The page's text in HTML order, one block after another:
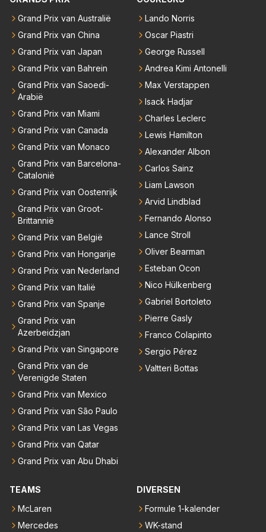
p dat RBR een verlenging van dat contract wil want
dat maakt sponsorcontracten een stuk makkelijker
maar ik snap nog beter dat Max voor zichzelf geen
enkele deur wil dichtgooien, zeker niet met deze "tr
ut" auto's. Als laatste denk ik dat Max donders goed
weet hoe bij andere teams de hazen lopen en wat hij
nu heeft bij Red Bull. Dat het gras niet overal even g
roen is hoef je hem niet te vertellen.
Grand Prix van Australië
Grand Prix van China
Grand Prix van Japan
Grand Prix van Bahrein
Grand Prix van Saoedi-
Arabië
Grand Prix van Miami
Grand Prix van Canada
Grand Prix van Monaco
Grand Prix van Barcelona-
Catalonië
Grand Prix van Oostenrijk
Grand Prix van Groot-
Brittannië
Grand Prix van België
Grand Prix van Hongarije
Grand Prix van Nederland
Grand Prix van Italië
Grand Prix van Spanje
Grand Prix van
Azerbeidzjan
Grand Prix van Singapore
Grand Prix van de
Verenigde Staten
Grand Prix van Mexico
Grand Prix van São Paulo
Grand Prix van Las Vegas
Grand Prix van Qatar
Grand Prix van Abu Dhabi
Lando Norris
Oscar Piastri
George Russell
Andrea Kimi Antonelli
Max Verstappen
Isack Hadjar
Charles Leclerc
Lewis Hamilton
Alexander Albon
Carlos Sainz
Liam Lawson
Arvid Lindblad
Fernando Alonso
Lance Stroll
Oliver Bearman
Esteban Ocon
Nico Hülkenberg
Gabriel Bortoleto
Pierre Gasly
Franco Colapinto
Sergio Pérez
Valtteri Bottas
TEAMS
McLaren
Mercedes
DIVERSEN
Formule 1-kalender
WK-stand